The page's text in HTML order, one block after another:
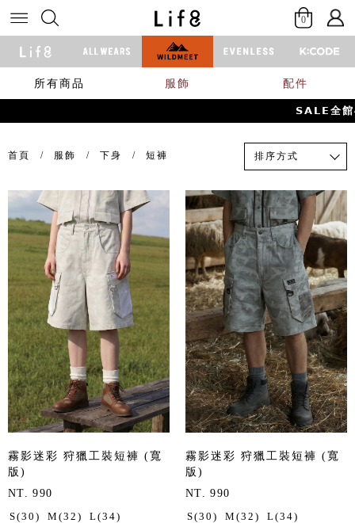
0
所有商品 服飾 配件
𝗦𝗔𝗟𝗘全館
首頁 服飾 下身 短褲 排序方式
霧影迷彩 狩獵工裝短褲 (寬
版)
NT. 990
S(30) M(32) L(34)
霧影迷彩 狩獵工裝短褲 (寬
版)
NT. 990
S(30) M(32) L(34)